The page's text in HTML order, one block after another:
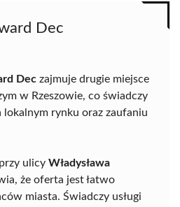
Dec
Dec zajmuje drugie miejsce
w Rzeszowie, co świadczy
lokalnym rynku oraz zaufaniu
ulicy Władysława
że oferta jest łatwo
miasta. Świadczy usługi